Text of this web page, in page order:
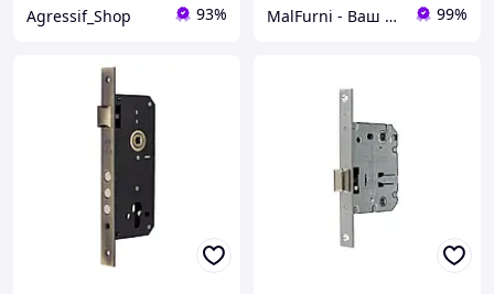
Agressif_Shop 93% MalFurni - Ваш надійний партнер з меблевої та дверної фурнітури 99%